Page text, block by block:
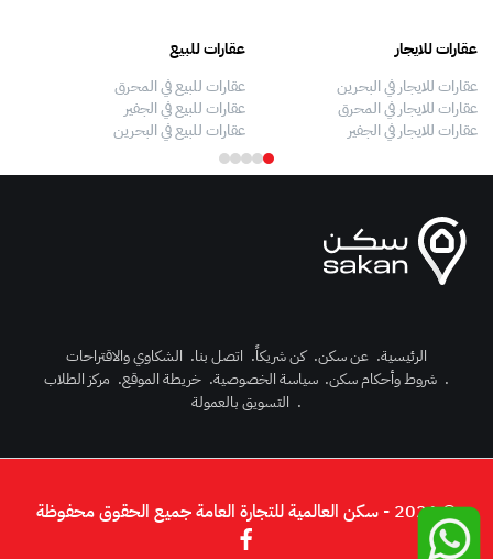
عقارات للايجار
عقارات للايجار في البحرين
عقارات للايجار في المحرق
عقارات للايجار في الجفير
عقارات للبيع
عقارات للبيع في المحرق
عقارات للبيع في الجفير
عقارات للبيع في البحرين
الرئيسية. عن سكن. كن شريكاً. اتصل بنا. الشكاوي والاقتراحات
. شروط وأحكام سكن. سياسة الخصوصية. خريطة الموقع. مركز الطلاب
. التسويق بالعمولة
© 2026 - سكن العالمية للتجارة العامة جميع الحقوق محفوظة